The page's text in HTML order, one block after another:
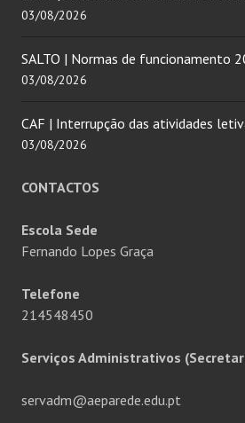
03/08/2026
SALTO | Normas de funcionamento
03/08/2026
CAF | Interrupção das atividades
03/08/2026
CONTACTOS
Escola Sede
Fernando Lopes Graça
Telefone
214548450
Serviços Administrativos
servadm@aeparede.edu.pt